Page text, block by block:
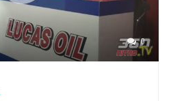
0